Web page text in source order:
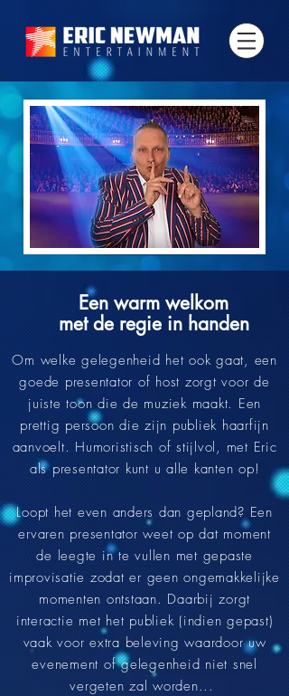
Een warm welkom
met de regie in handen
Om welke gelegenheid het ook gaat, een
goede presentator of host zorgt voor de
juiste toon die de muziek maakt. Een
prettig persoon die zijn publiek haarfijn
aanvoelt. Humoristisch of stijlvol, met Eric
als presentator kunt u alle kanten op!
Loopt het even anders dan gepland? Een
ervaren presentator weet op dat moment
de leegte in te vullen met gepaste
improvisatie zodat er geen ongemakkelijke
momenten ontstaan. Daarbij zorgt
interactie met het publiek (indien gepast)
vaak voor extra beleving waardoor uw
evenement of gelegenheid niet snel
vergeten zal worden...